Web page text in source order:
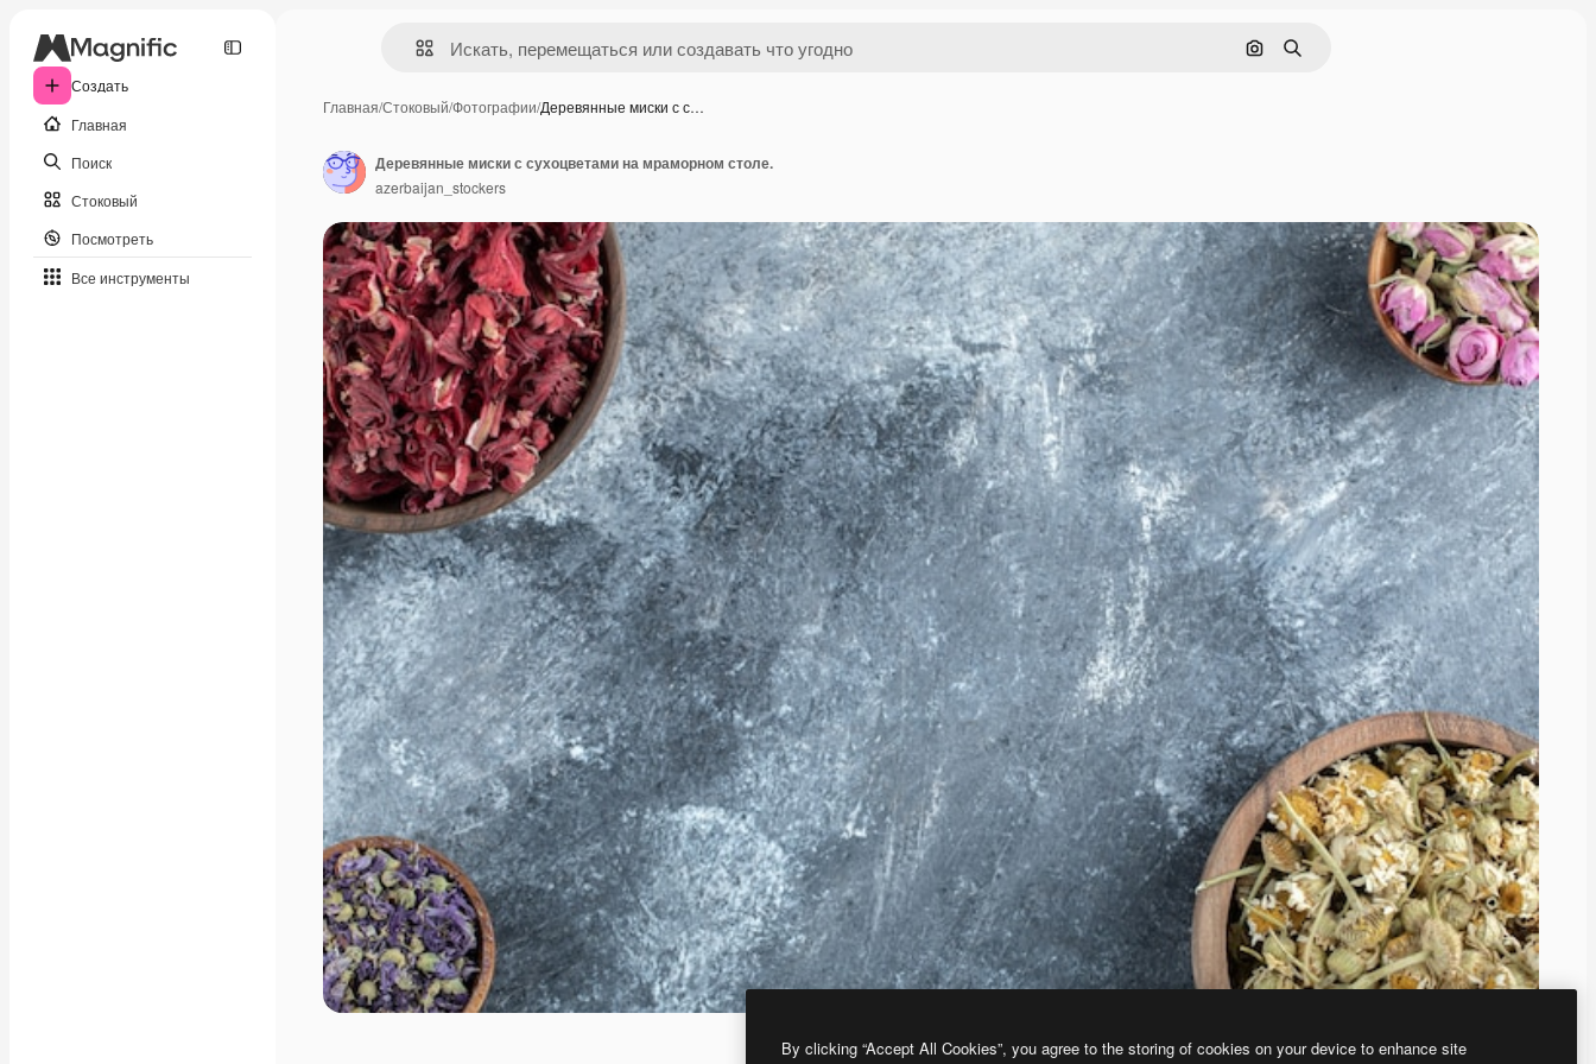
Создать
Главная
Поиск
Стоковый
Посмотреть
Все инструменты
Поиск по изображению
Поиск
Главная/Стоковый/Фотографии/Деревянные миски с с…
Деревянные миски с сухоцветами на мраморном столе.
azerbaijan_stockers
By clicking “Accept All Cookies”, you agree to the storing of cookies on your device to enhance site